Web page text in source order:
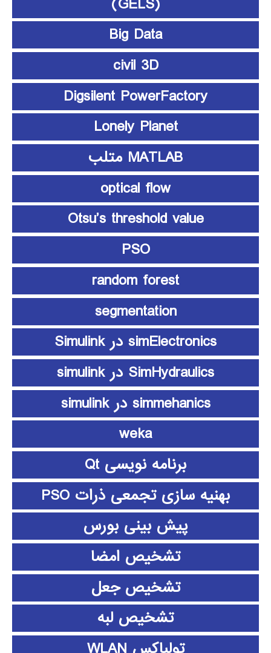
Big Data
civil 3D
Digsilent PowerFactory
Lonely Planet
MATLAB متلب
optical flow
Otsu’s threshold value
PSO
random forest
segmentation
simElectronics در Simulink
SimHydraulics در simulink
simmehanics در simulink
weka
برنامه نویسی Qt
بهنیه سازی تجمعی ذرات PSO
پیش بینی بورس
تشخیص امضا
تشخیص جعل
تشخیص لبه